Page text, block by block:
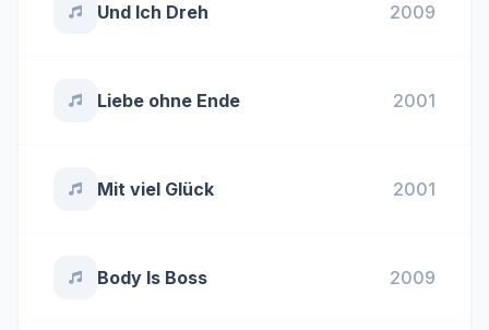
Und Ich Dreh 2009
Liebe ohne Ende 2001
Mit viel Glück 2001
Body Is Boss 2009